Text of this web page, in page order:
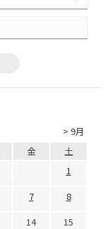
> 9月
金
土
1
7
8
14
15